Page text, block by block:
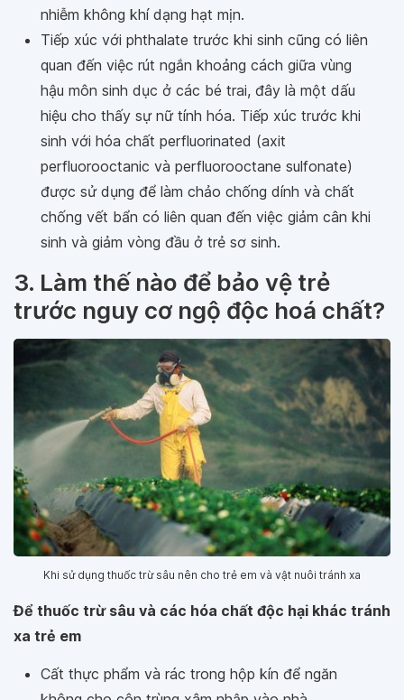
nhiễm không khí dạng hạt mịn.
Tiếp xúc với phthalate trước khi sinh cũng có liên
quan đến việc rút ngắn khoảng cách giữa vùng
hậu môn sinh dục ở các bé trai, đây là một dấu
hiệu cho thấy sự nữ tính hóa. Tiếp xúc trước khi
sinh với hóa chất perfluorinated (axit
perfluorooctanic và perfluorooctane sulfonate)
được sử dụng để làm chảo chống dính và chất
chống vết bẩn có liên quan đến việc giảm cân khi
sinh và giảm vòng đầu ở trẻ sơ sinh.
3. Làm thế nào để bảo vệ trẻ
trước nguy cơ ngộ độc hoá chất?
Khi sử dụng thuốc trừ sâu nên cho trẻ em và vật nuôi tránh xa
Để thuốc trừ sâu và các hóa chất độc hại khác tránh
xa trẻ em
Cất thực phẩm và rác trong hộp kín để ngăn